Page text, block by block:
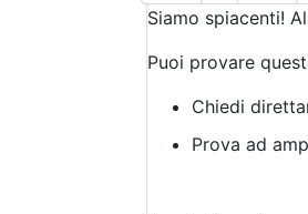
Siamo spiacenti!
Puoi provare
Chiedi
Prova ad